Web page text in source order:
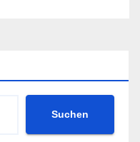
Suchen